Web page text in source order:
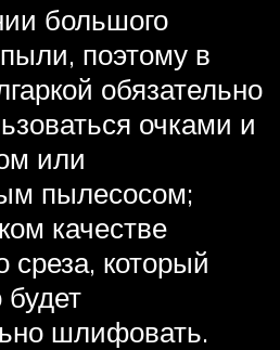
большого
поэтому в
обязательно
очками и
или
пылесосом;
качестве
среза, который
шлифовать.